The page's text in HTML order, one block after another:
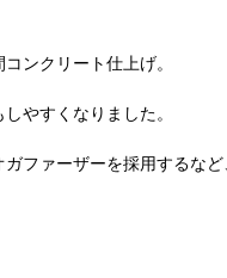
ンクリート仕上げ。
やすくなりました。
ファーザーを採用するな